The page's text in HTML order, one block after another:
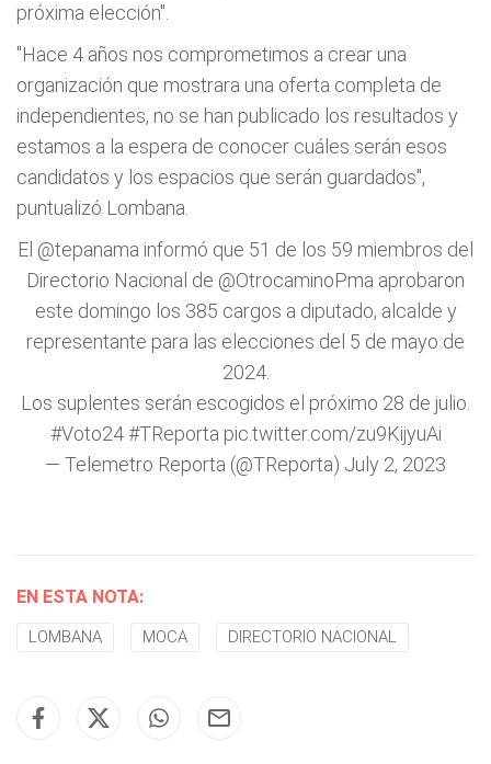
próxima elección".
"Hace 4 años nos comprometimos a crear una
organización que mostrara una oferta completa de
independientes, no se han publicado los resultados y
estamos a la espera de conocer cuáles serán esos
candidatos y los espacios que serán guardados",
puntualizó Lombana.
El @tepanama informó que 51 de los 59 miembros del
Directorio Nacional de @OtrocaminoPma aprobaron
este domingo los 385 cargos a diputado, alcalde y
representante para las elecciones del 5 de mayo de
2024.
Los suplentes serán escogidos el próximo 28 de julio.
#Voto24 #TReporta pic.twitter.com/zu9KijyuAi
— Telemetro Reporta (@TReporta) July 2, 2023
EN ESTA NOTA:
LOMBANA MOCA DIRECTORIO NACIONAL